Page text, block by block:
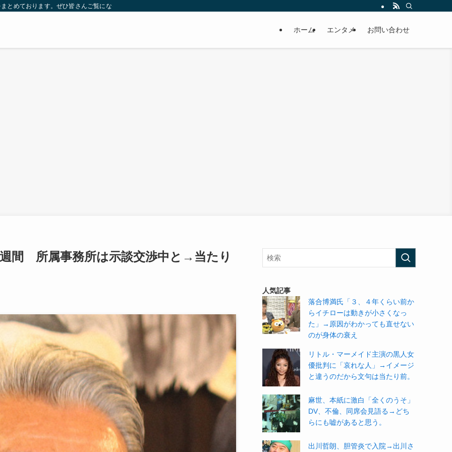
とめております。ぜひ皆さんご覧になっていってください。
ホーム エンタメ お問い合わせ
間 所属事務所は示談交渉中と→当たり
人気記事
落合博満氏「３、４年くらい前か
らイチローは動きが小さくなっ
た」→原因がわかっても直せない
のが身体の衰え
リトル・マーメイド主演の黒人女
優批判に「哀れな人」→イメージ
と違うのだから文句は当たり前。
麻世、本紙に激白「全くのうそ」
DV、不倫、同席会見語る→どち
らにも嘘があると思う。
出川哲朗、胆管炎で入院→出川さ